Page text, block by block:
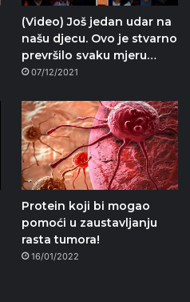
(Video) Još jedan udar na
našu djecu. Ovo je stvarno
prevršilo svaku mjeru…
07/12/2021
Protein koji bi mogao
pomoći u zaustavljanju
rasta tumora!
16/01/2022